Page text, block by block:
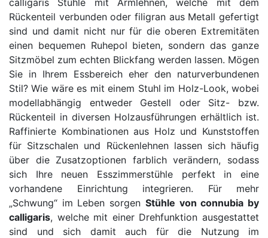
calligaris Stühle mit Armlehnen, welche mit dem
Rückenteil verbunden oder filigran aus Metall gefertigt
sind und damit nicht nur für die oberen Extremitäten
einen bequemen Ruhepol bieten, sondern das ganze
Sitzmöbel zum echten Blickfang werden lassen. Mögen
Sie in Ihrem Essbereich eher den naturverbundenen
Stil? Wie wäre es mit einem Stuhl im Holz-Look, wobei
modellabhängig entweder Gestell oder Sitz- bzw.
Rückenteil in diversen Holzausführungen erhältlich ist.
Raffinierte Kombinationen aus Holz und Kunststoffen
für Sitzschalen und Rückenlehnen lassen sich häufig
über die Zusatzoptionen farblich verändern, sodass
sich Ihre neuen Esszimmerstühle perfekt in eine
vorhandene Einrichtung integrieren. Für mehr
„Schwung“ im Leben sorgen Stühle von connubia by
calligaris, welche mit einer Drehfunktion ausgestattet
sind und sich damit auch für die Nutzung im